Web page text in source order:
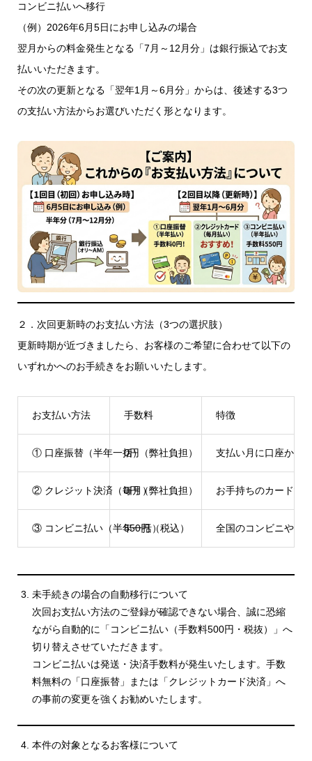
コンビニ払いへ移行
（例）2026年6月5日にお申し込みの場合
翌月からの料金発生となる「7月～12月分」は銀行振込でお支
払いいただきます。
その次の更新となる「翌年1月～6月分」からは、後述する3つ
の支払い方法からお選びいただく形となります。
２．次回更新時のお支払い方法（3つの選択肢）
更新時期が近づきましたら、お客様のご希望に合わせて以下の
いずれかへのお手続きをお願いいたします。
お支払い方法 手数料 特徴
① 口座振替（半年一括）0円（弊社負担） 支払い月に口座から
② クレジット決済（毎月）0円（弊社負担） お手持ちのカードで
③ コンビニ払い（半年一括）
550円（税込） 全国のコンビニやス
未手続きの場合の自動移行について
次回お支払い方法のご登録が確認できない場合、誠に恐縮
ながら自動的に「コンビニ払い（手数料500円・税抜）」へ
切り替えさせていただきます。
コンビニ払いは発送・決済手数料が発生いたします。手数
料無料の「口座振替」または「クレジットカード決済」へ
の事前の変更を強くお勧めいたします。
本件の対象となるお客様について